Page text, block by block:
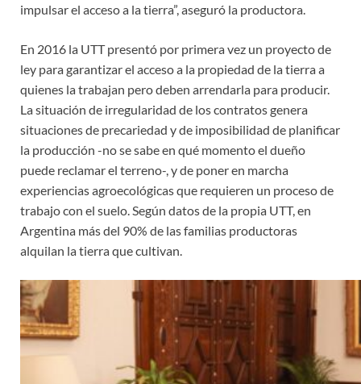
impulsar el acceso a la tierra”, aseguró la productora.
En 2016 la UTT presentó por primera vez un proyecto de
ley para garantizar el acceso a la propiedad de la tierra a
quienes la trabajan pero deben arrendarla para producir.
La situación de irregularidad de los contratos genera
situaciones de precariedad y de imposibilidad de planificar
la producción -no se sabe en qué momento el dueño
puede reclamar el terreno-, y de poner en marcha
experiencias agroecológicas que requieren un proceso de
trabajo con el suelo. Según datos de la propia UTT, en
Argentina más del 90% de las familias productoras
alquilan la tierra que cultivan.